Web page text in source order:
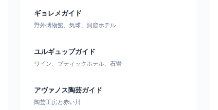
ギョレメガイド
野外博物館、気球、洞窟ホテル
ユルギュップガイド
ワイン、ブティックホテル、石畳
アヴァノス陶芸ガイド
陶芸工房と赤い川